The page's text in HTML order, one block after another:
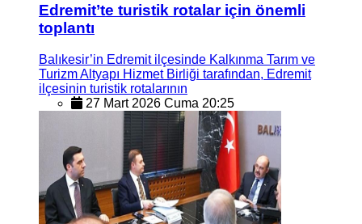
Edremit’te turistik rotalar için önemli
toplantı
Balıkesir’in Edremit ilçesinde Kalkınma Tarım ve
Turizm Altyapı Hizmet Birliği tarafından, Edremit
ilçesinin turistik rotalarının
27 Mart 2026 Cuma 20:25